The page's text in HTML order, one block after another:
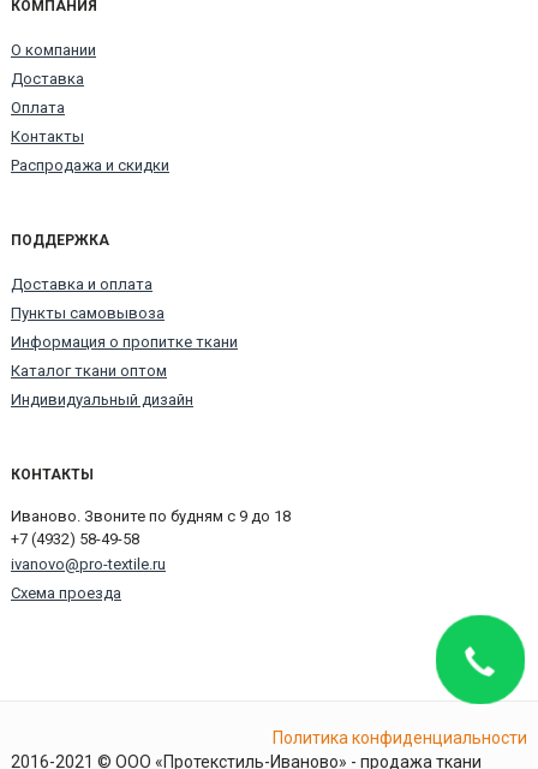
КОМПАНИЯ
О компании
Доставка
Оплата
Контакты
Распродажа и скидки
ПОДДЕРЖКА
Доставка и оплата
Пункты самовывоза
Информация о пропитке ткани
Каталог ткани оптом
Индивидуальный дизайн
КОНТАКТЫ
Иваново. Звоните по будням с 9 до 18
+7 (4932) 58-49-58
ivanovo@pro-textile.ru
Схема проезда
Политика конфиденциальности
2016-2021 © ООО «Протекстиль-Иваново» - продажа ткани